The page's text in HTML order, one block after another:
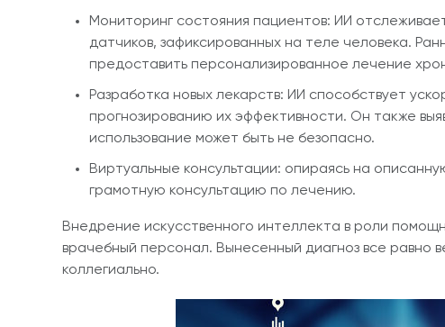
Мониторинг состояния пациентов: ИИ
датчиков, зафиксированных на теле человека.
предоставить персонализированное лечение
Разработка новых лекарств: ИИ способствует
прогнозированию их эффективности. Он также
использование может быть не безопасно.
Виртуальные консультации: опираясь на
грамотную консультацию по лечению.
Внедрение искусственного интеллекта в роли
врачебный персонал. Вынесенный диагноз все
коллегиально.